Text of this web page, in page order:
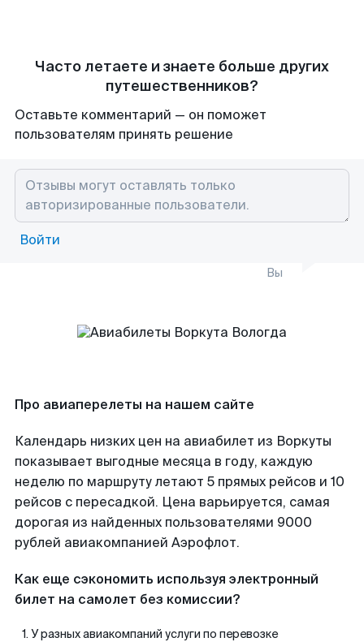
Часто летаете и знаете больше других
путешественников?
Оставьте комментарий — он поможет
пользователям принять решение
Войти
Вы
Про авиаперелеты на нашем сайте
Календарь низких цен на авиабилет из Воркуты
показывает выгодные месяца в году, каждую
неделю по маршруту летают 5 прямых рейсов и 10
рейсов с пересадкой. Цена варьируется, самая
дорогая из найденных пользователями 9000
рублей авиакомпанией Аэрофлот.
Как еще сэкономить используя электронный
билет на самолет без комиссии?
У разных авиакомпаний услуги по перевозке